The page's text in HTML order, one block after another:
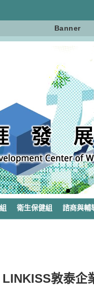
Banner
衛生保健組 諮商與輔
LINKISS敦泰企